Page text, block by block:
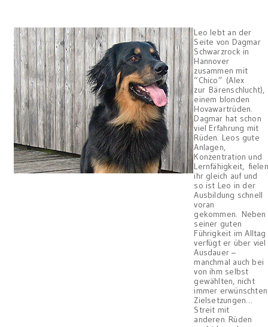
Leo lebt an der
Seite von Dagmar
Schwarzrock in
Hannover
zusammen mit
“Chico” (Alex
zur Bärenschlucht),
einem blonden
Hovawartrüden.
Dagmar hat schon
viel Erfahrung mit
Rüden. Leos gute
Anlagen,
Konzentration und
Lernfähigkeit, fielen
ihr gleich auf und
so ist Leo in der
Ausbildung schnell
voran
gekommen. Neben
seiner guten
Führigkeit im Alltag
verfügt er über viel
Ausdauer –
manchmal auch bei
von ihm selbst
gewählten, nicht
immer erwünschten
Zielsetzungen…
Streit mit
anderen Rüden